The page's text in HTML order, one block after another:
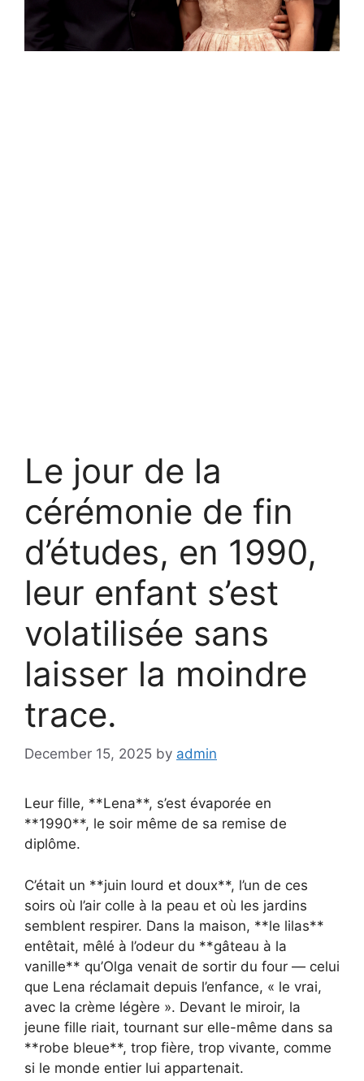
Le jour de la
cérémonie de fin
d’études, en 1990,
leur enfant s’est
volatilisée sans
laisser la moindre
trace.
December 15, 2025 by admin
Leur fille, **Lena**, s’est évaporée en
**1990**, le soir même de sa remise de
diplôme.
C’était un **juin lourd et doux**, l’un de ces
soirs où l’air colle à la peau et où les jardins
semblent respirer. Dans la maison, **le lilas**
entêtait, mêlé à l’odeur du **gâteau à la
vanille** qu’Olga venait de sortir du four — celui
que Lena réclamait depuis l’enfance, « le vrai,
avec la crème légère ». Devant le miroir, la
jeune fille riait, tournant sur elle-même dans sa
**robe bleue**, trop fière, trop vivante, comme
si le monde entier lui appartenait.